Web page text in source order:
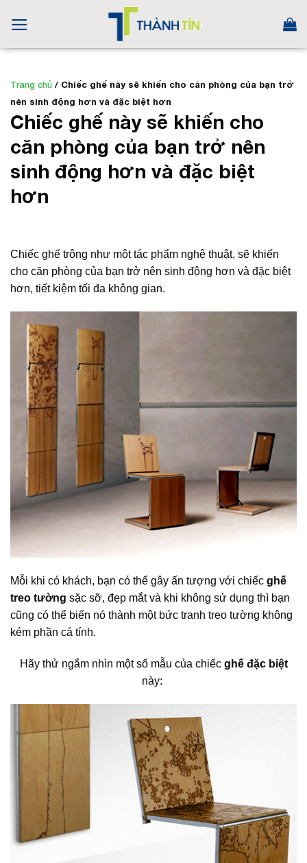
Trang chủ / Chiếc ghế này sẽ khiến cho căn phòng của bạn trở
nên sinh động hơn và đặc biệt hơn
Chiếc ghế này sẽ khiến cho
căn phòng của bạn trở nên
sinh động hơn và đặc biệt
hơn
Chiếc ghế trông như một tác phẩm nghệ thuật, sẽ khiến
cho căn phòng của bạn trở nên sinh động hơn và đặc biệt
hơn, tiết kiệm tối đa không gian.
Mỗi khi có khách, bạn có thể gây ấn tượng với chiếc ghế
treo tường sặc sỡ, đẹp mắt và khi không sử dụng thì bạn
cũng có thể biến nó thành một bức tranh treo tường không
kém phần cá tính.
Hãy thử ngắm nhìn một số mẫu của chiếc ghế đặc biệt
này: